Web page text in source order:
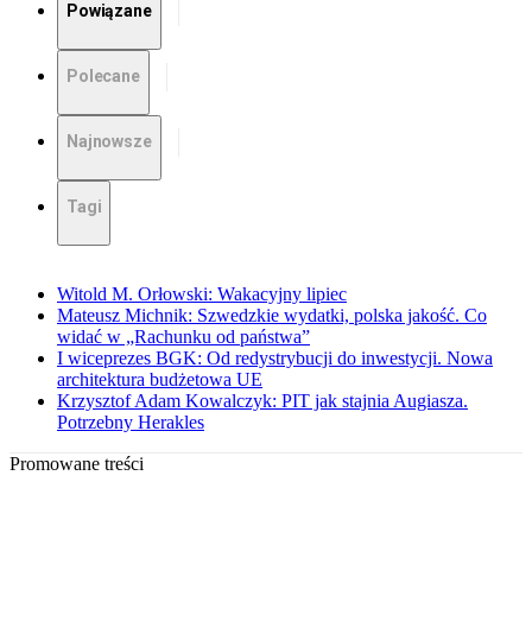
Powiązane
Polecane
Najnowsze
Tagi
Witold M. Orłowski: Wakacyjny lipiec
Mateusz Michnik: Szwedzkie wydatki, polska jakość. Co
widać w „Rachunku od państwa”
I wiceprezes BGK: Od redystrybucji do inwestycji. Nowa
architektura budżetowa UE
Krzysztof Adam Kowalczyk: PIT jak stajnia Augiasza.
Potrzebny Herakles
Promowane treści